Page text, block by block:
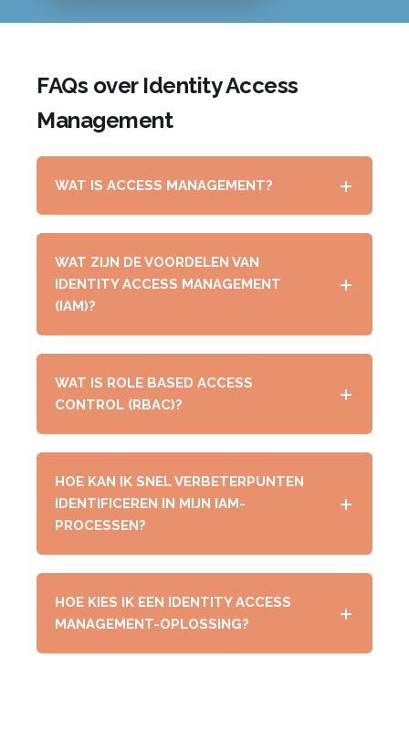
FAQs over Identity Access
Management
WAT IS ACCESS MANAGEMENT?
WAT ZIJN DE VOORDELEN VAN
IDENTITY ACCESS MANAGEMENT
(IAM)?
WAT IS ROLE BASED ACCESS
CONTROL (RBAC)?
HOE KAN IK SNEL VERBETERPUNTEN
IDENTIFICEREN IN MIJN IAM-
PROCESSEN?
HOE KIES IK EEN IDENTITY ACCESS
MANAGEMENT-OPLOSSING?